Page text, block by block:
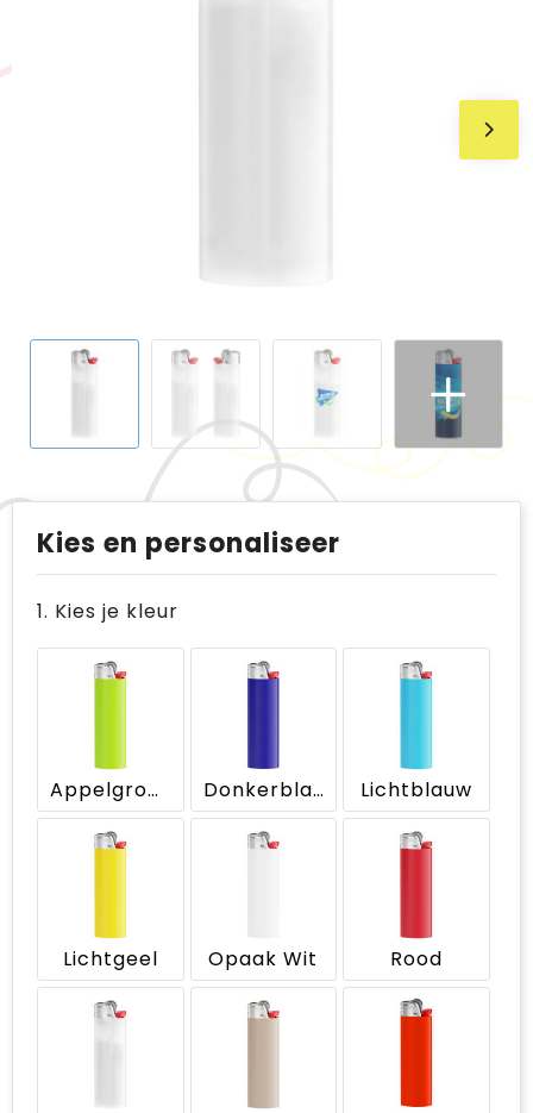
Kies en personaliseer
1. Kies je kleur
Appelgroen Donkerblauw Lichtblauw
Lichtgeel Opaak Wit Rood